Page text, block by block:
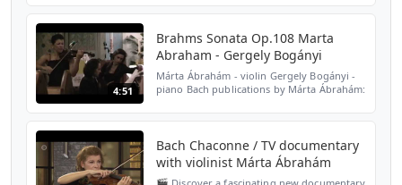
4:51
Brahms Sonata Op.108 Marta
Abraham - Gergely Bogányi
Márta Ábrahám - violin Gergely Bogányi -
piano Bach publications by Márta Ábrahám:
Bach Chaconne / TV documentary
with violinist Márta Ábrahám